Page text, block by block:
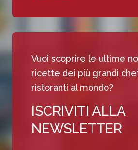
Vuoi scoprire le ultime
ricette dei più grandi
ristoranti al mondo?
ISCRIVITI ALLA
NEWSLETTER